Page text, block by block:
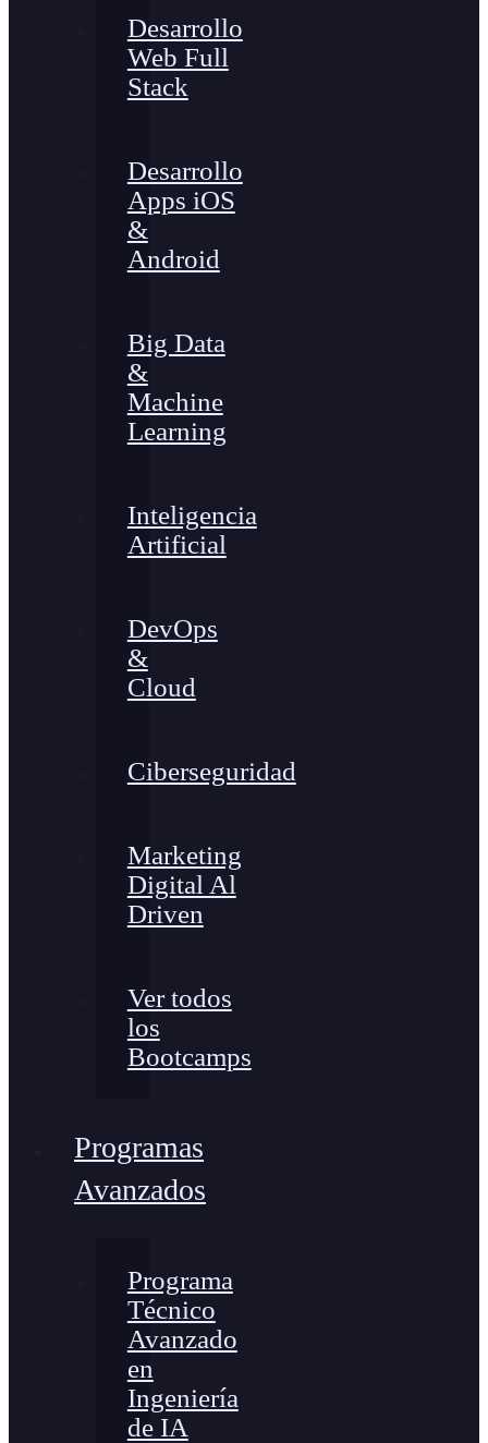
Desarrollo
Web Full
Stack
Desarrollo
Apps iOS
&
Android
Big Data
&
Machine
Learning
Inteligencia
Artificial
DevOps
&
Cloud
Ciberseguridad
Marketing
Digital Al
Driven
Ver todos
los
Bootcamps
Programas
Avanzados
Programa
Técnico
Avanzado
en
Ingeniería
de IA